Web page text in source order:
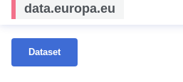
data.europa.eu
Dataset